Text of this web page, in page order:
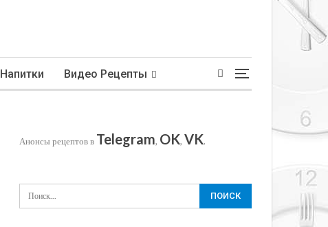
Напитки Видео Рецепты
Анонсы рецептов в Telegram, OK, VK.